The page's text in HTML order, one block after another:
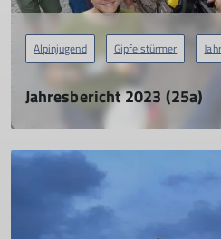
Alpinjugend Gipfelstürmer
Jahresbericht 2023 (25a)
Ausfahrt der Jugend zum
mehr erfahren